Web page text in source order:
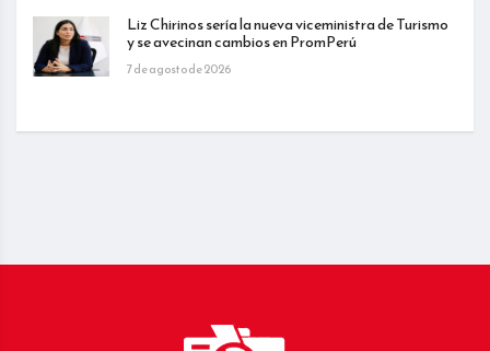
Liz Chirinos sería la nueva viceministra de Turismo
y se avecinan cambios en PromPerú
7 de agosto de 2026